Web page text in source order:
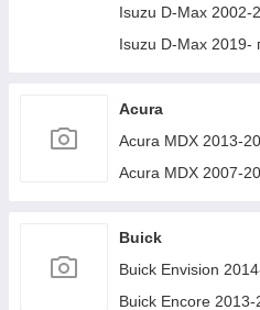
Infiniti QX56 2010-
Infiniti QX70 2013-
Infiniti G25/G35/37
Infinity Q70/M-
Infiniti QX80 2013-
Isuzu D-Max 2002-
Isuzu D-Max 2019-
Acura
Acura MDX 2013-
Acura MDX 2007-
Buick
Buick Envision
Buick Encore 2013-